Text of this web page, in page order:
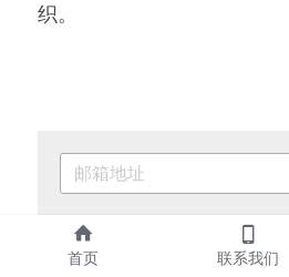
织。
首页 联系我们